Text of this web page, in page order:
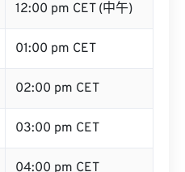
12:00 pm CET (中午)
01:00 pm CET
02:00 pm CET
03:00 pm CET
04:00 pm CET